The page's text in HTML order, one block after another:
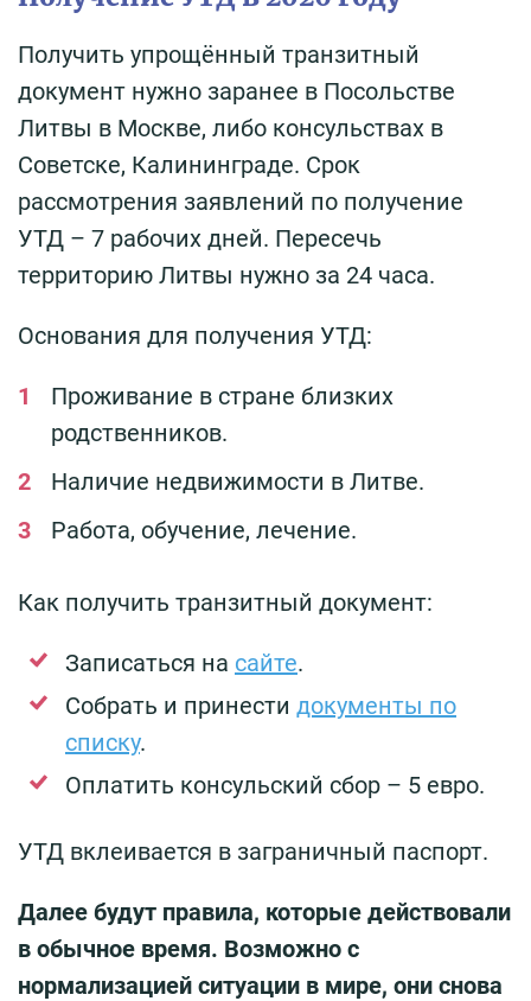
Получить упрощённый транзитный
документ нужно заранее в Посольстве
Литвы в Москве, либо консульствах в
Советске, Калининграде. Срок
рассмотрения заявлений по получение
УТД – 7 рабочих дней. Пересечь
территорию Литвы нужно за 24 часа.
Основания для получения УТД:
Проживание в стране близких
родственников.
Наличие недвижимости в Литве.
Работа, обучение, лечение.
Как получить транзитный документ:
Записаться на сайте.
Собрать и принести документы по
списку.
Оплатить консульский сбор – 5 евро.
УТД вклеивается в заграничный паспорт.
Далее будут правила, которые действовали
в обычное время. Возможно с
нормализацией ситуации в мире, они снова